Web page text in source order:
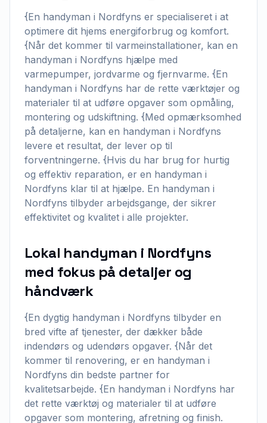
{En handyman i Nordfyns er specialiseret i at
optimere dit hjems energiforbrug og komfort.
{Når det kommer til varmeinstallationer, kan en
handyman i Nordfyns hjælpe med
varmepumper, jordvarme og fjernvarme. {En
handyman i Nordfyns har de rette værktøjer og
materialer til at udføre opgaver som opmåling,
montering og udskiftning. {Med opmærksomhed
på detaljerne, kan en handyman i Nordfyns
levere et resultat, der lever op til
forventningerne. {Hvis du har brug for hurtig
og effektiv reparation, er en handyman i
Nordfyns klar til at hjælpe. En handyman i
Nordfyns tilbyder arbejdsgange, der sikrer
effektivitet og kvalitet i alle projekter.
Lokal handyman i Nordfyns
med fokus på detaljer og
håndværk
{En dygtig handyman i Nordfyns tilbyder en
bred vifte af tjenester, der dækker både
indendørs og udendørs opgaver. {Når det
kommer til renovering, er en handyman i
Nordfyns din bedste partner for
kvalitetsarbejde. {En handyman i Nordfyns har
det rette værktøj og materialer til at udføre
opgaver som montering, afretning og finish.